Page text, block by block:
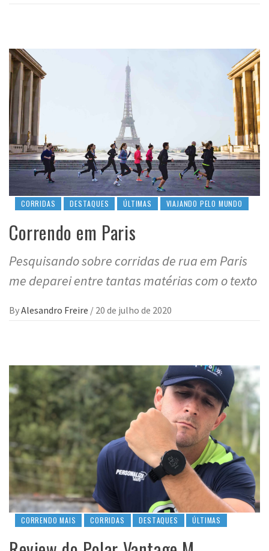
CORRIDAS DESTAQUES ÚLTIMAS VIAJANDO PELO MUNDO
Correndo em Paris
Pesquisando sobre corridas de rua em Paris
me deparei entre tantas matérias com o texto
ByAlesandro Freire / 20 de julho de 2020
CORRENDO MAIS CORRIDAS DESTAQUES ÚLTIMAS